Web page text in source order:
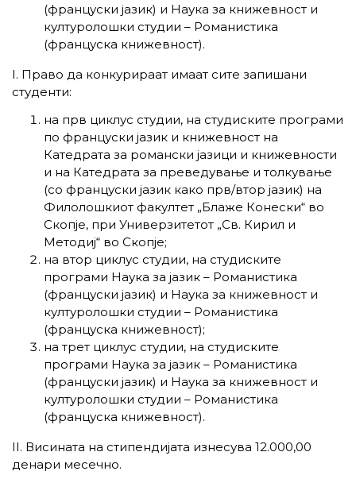
(француски јазик) и Наука за книжевност и
културолошки студии – Романистика
(француска книжевност).
I. Право да конкурираат имаат сите запишани
студенти:
на прв циклус студии, на студиските програми
по француски јазик и книжевност на
Катедрата за романски јазици и книжевности
и на Катедрата за преведување и толкување
(со француски јазик како прв/втор јазик) на
Филолошкиот факултет „Блаже Конески“ во
Скопје, при Универзитетот „Св. Кирил и
Методиј“ во Скопје;
на втор циклус студии, на студиските
програми Наука за јазик – Романистика
(француски јазик) и Наука за книжевност и
културолошки студии – Романистика
(француска книжевност);
на трет циклус студии, на студиските
програми Наука за јазик – Романистика
(француски јазик) и Наука за книжевност и
културолошки студии – Романистика
(француска книжевност).
II. Висината на стипендијата изнесува 12.000,00
денари месечно.